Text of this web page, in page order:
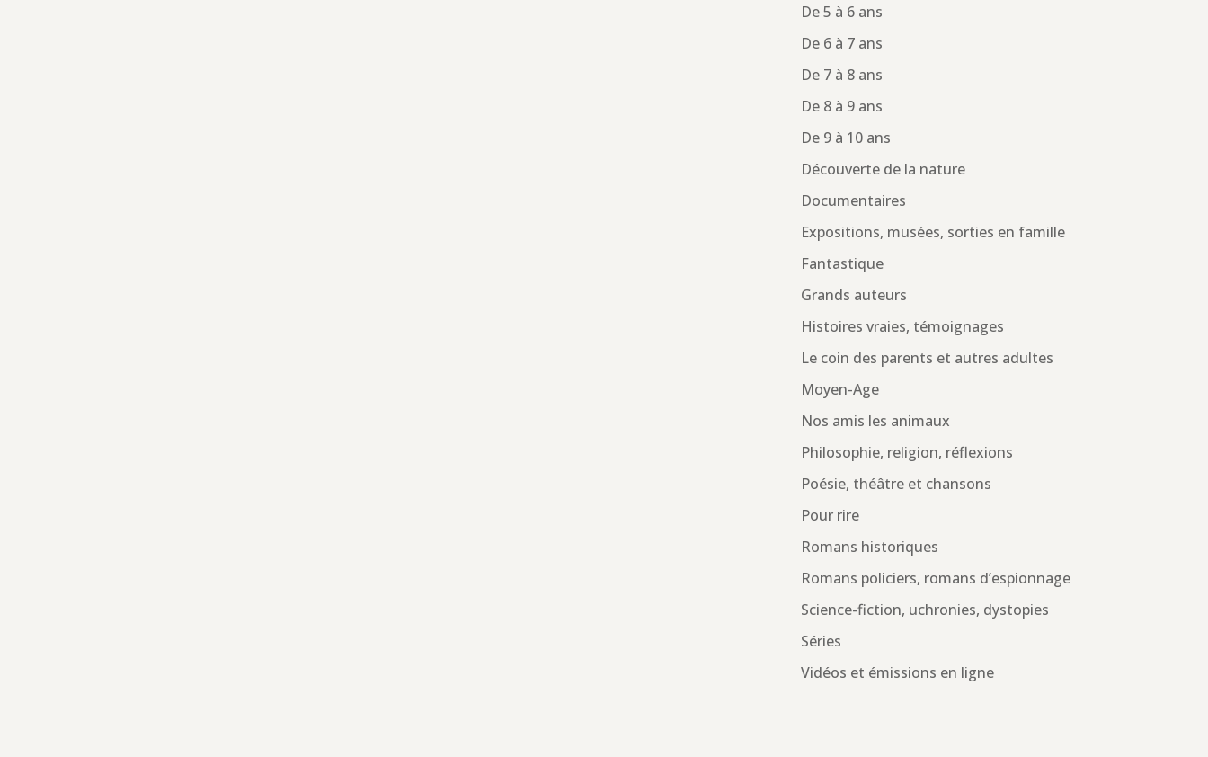
De 5 à 6 ans
De 6 à 7 ans
De 7 à 8 ans
De 8 à 9 ans
De 9 à 10 ans
Découverte de la nature
Documentaires
Expositions, musées, sorties en famille
Fantastique
Grands auteurs
Histoires vraies, témoignages
Le coin des parents et autres adultes
Moyen-Age
Nos amis les animaux
Philosophie, religion, réflexions
Poésie, théâtre et chansons
Pour rire
Romans historiques
Romans policiers, romans d’espionnage
Science-fiction, uchronies, dystopies
Séries
Vidéos et émissions en ligne